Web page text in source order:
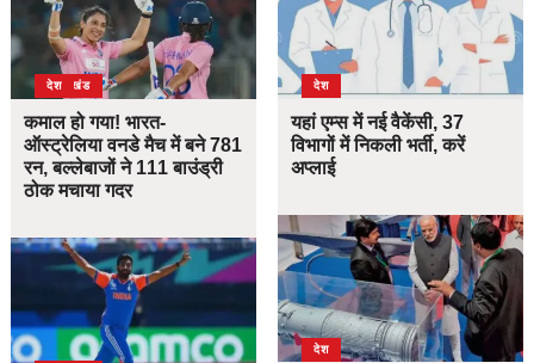
उत्तराखंड
देश
कमाल हो गया! भारत-
ऑस्ट्रेलिया वनडे मैच में बने 781
रन, बल्लेबाजों ने 111 बाउंड्री
ठोक मचाया गदर
देश
यहां एम्स में नई वैकेंसी, 37
विभागों में निकली भर्ती, करें
अप्लाई
देश